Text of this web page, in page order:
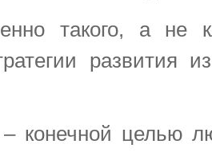
такого, а не
развития
– конечной целью